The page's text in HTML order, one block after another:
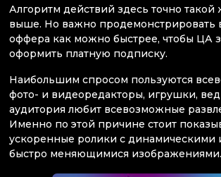
Алгоритм действий здесь точно такой
выше. Но важно продемонстрировать
оффера как можно быстрее, чтобы ЦА
оформить платную подписку.
Наибольшим спросом пользуются
фото- и видеоредакторы, игрушки,
аудитория любит всевозможные
Именно по этой причине стоит
ускоренные ролики с динамическими
быстро меняющимися изображениями.